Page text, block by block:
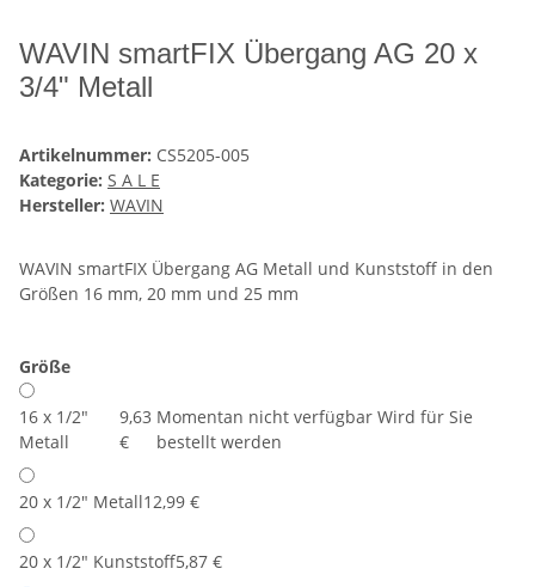
WAVIN smartFIX Übergang AG 20 x
3/4" Metall
Artikelnummer: CS5205-005
Kategorie: S A L E
Hersteller: WAVIN
WAVIN smartFIX Übergang AG Metall und Kunststoff in den
Größen 16 mm, 20 mm und 25 mm
Größe
16 x 1/2"
Metall
9,63
€
Momentan nicht verfügbar Wird für Sie
bestellt werden
20 x 1/2" Metall12,99 €
20 x 1/2" Kunststoff5,87 €